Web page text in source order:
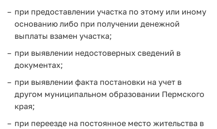
при предоставлении участка по этому или иному
основанию либо при получении денежной
выплаты взамен участка;
при выявлении недостоверных сведений в
документах;
при выявлении факта постановки на учет в
другом муниципальном образовании Пермского
края;
при переезде на постоянное место жительства в